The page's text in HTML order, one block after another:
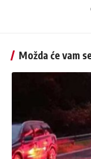
Možda će vam